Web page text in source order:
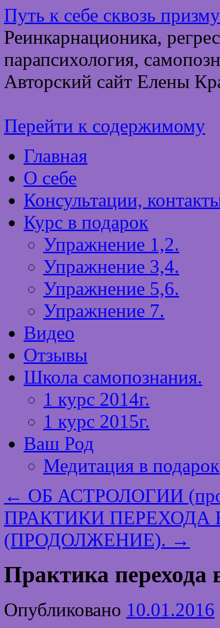
Путь к себе сквозь
Реинкарнационика,
парапсихология,
Авторский сайт Елены
Перейти к содержимому
Главная
О себе
Консультации,
Курс в подарок
Упражнение 1,2.
Упражнение 3,4.
Упражнение 5,6.
Упражнение 7.
Видео
Отзывы
Школа самопознания.
1 курс 2014г.
1 курс 2015г.
Ваш Род
Медитация в подарок
← ОБ АСТРОЛОГИИ
ПРАКТИКИ
(ПРОДОЛЖЕНИЕ). →
Практика
Опубликовано 10.01.2016